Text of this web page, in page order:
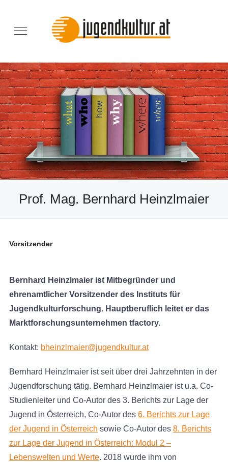
Prof. Mag. Bernhard Heinzlmaier
Vorsitzender
Bernhard Heinzlmaier ist Mitbegründer und
ehrenamtlicher Vorsitzender des Instituts für
Jugendkulturforschung. Hauptberuflich leitet er das
Marktforschungsunternehmen tfactory.
Kontakt: bheinzlmaier@jugendkultur.at
Bernhard Heinzlmaier ist seit über drei Jahrzehnten in der
Jugendforschung tätig. Bernhard Heinzlmaier ist u.a. Co-
Studienleiter und Co-Autor des 3. Berichts zur Lage der
Jugend in Österreich, Co-Autor des 6. Berichts zur Lage
der Jugend in Österreich sowie Co-Autor des 8. Berichts
zur Lage der Jugend in Österreich: Modul 2 –
Lebenswelten und Werte. 2018 wurde ihm von